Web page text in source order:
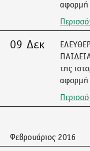
αφορμή
09 Δεκ
της
αφορμή
Φεβρουάριος 2016